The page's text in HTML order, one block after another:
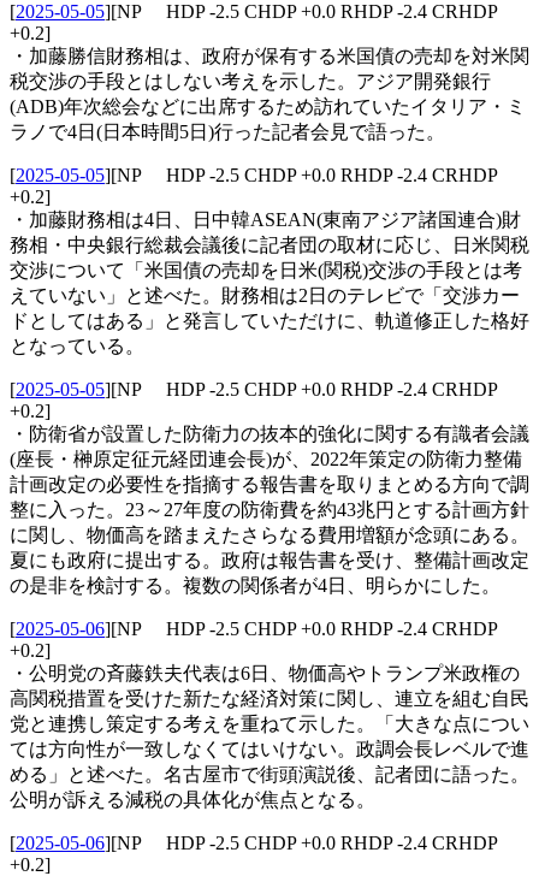
[2025-05-05][NP HDP -2.5 CHDP +0.0 RHDP -2.4 CRHDP
+0.2]
・加藤勝信財務相は、政府が保有する米国債の売却を対米関
税交渉の手段とはしない考えを示した。アジア開発銀行
(ADB)年次総会などに出席するため訪れていたイタリア・ミ
ラノで4日(日本時間5日)行った記者会見で語った。
[2025-05-05][NP HDP -2.5 CHDP +0.0 RHDP -2.4 CRHDP
+0.2]
・加藤財務相は4日、日中韓ASEAN(東南アジア諸国連合)財
務相・中央銀行総裁会議後に記者団の取材に応じ、日米関税
交渉について「米国債の売却を日米(関税)交渉の手段とは考
えていない」と述べた。財務相は2日のテレビで「交渉カー
ドとしてはある」と発言していただけに、軌道修正した格好
となっている。
[2025-05-05][NP HDP -2.5 CHDP +0.0 RHDP -2.4 CRHDP
+0.2]
・防衛省が設置した防衛力の抜本的強化に関する有識者会議
(座長・榊原定征元経団連会長)が、2022年策定の防衛力整備
計画改定の必要性を指摘する報告書を取りまとめる方向で調
整に入った。23～27年度の防衛費を約43兆円とする計画方針
に関し、物価高を踏まえたさらなる費用増額が念頭にある。
夏にも政府に提出する。政府は報告書を受け、整備計画改定
の是非を検討する。複数の関係者が4日、明らかにした。
[2025-05-06][NP HDP -2.5 CHDP +0.0 RHDP -2.4 CRHDP
+0.2]
・公明党の斉藤鉄夫代表は6日、物価高やトランプ米政権の
高関税措置を受けた新たな経済対策に関し、連立を組む自民
党と連携し策定する考えを重ねて示した。「大きな点につい
ては方向性が一致しなくてはいけない。政調会長レベルで進
める」と述べた。名古屋市で街頭演説後、記者団に語った。
公明が訴える減税の具体化が焦点となる。
[2025-05-06][NP HDP -2.5 CHDP +0.0 RHDP -2.4 CRHDP
+0.2]